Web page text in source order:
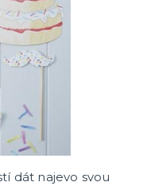
dát najevo svou